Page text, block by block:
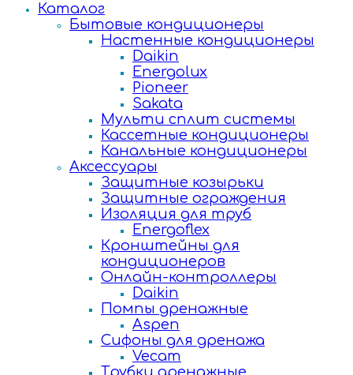
Каталог
Бытовые кондиционеры
Настенные кондиционеры
Daikin
Energolux
Pioneer
Sakata
Мульти сплит системы
Кассетные кондиционеры
Канальные кондиционеры
Аксессуары
Защитные козырьки
Защитные ограждения
Изоляция для труб
Energoflex
Кронштейны для
кондиционеров
Онлайн-контроллеры
Daikin
Помпы дренажные
Aspen
Сифоны для дренажа
Vecam
Трубки дренажные